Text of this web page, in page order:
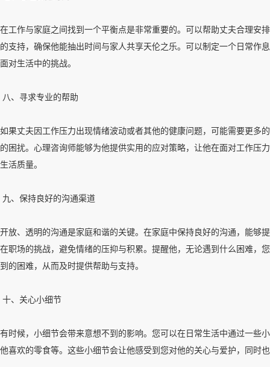
在工作与家庭之间找到一个平衡点是非常重要的。可以帮助丈夫合理安
的支持，确保他能抽出时间与家人共享天伦之乐。可以制定一个日常作
面对生活中的挑战。
八、寻求专业的帮助
如果丈夫因工作压力出现情绪波动或者其他的健康问题，可能需要更多
的困扰。心理咨询师能够为他提供实用的应对策略，让他在面对工作压
生活质量。
九、保持良好的沟通渠道
开放、透明的沟通是家庭和谐的关键。在家庭中保持良好的沟通，能够
在职场的挑战，避免情绪的压抑与积累。提醒他，无论遇到什么困难，
到的困难，从而及时提供帮助与支持。
十、关心小细节
有时候，小细节会带来意想不到的影响。您可以在日常生活中通过一些
他喜欢的零食等。这些小细节会让他感受到您对他的关心与爱护，同时